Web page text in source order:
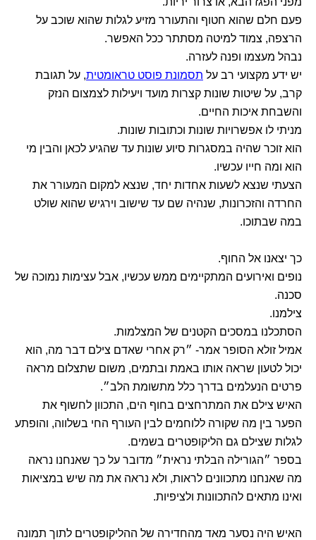
פעם חלם שהוא חטוף והתעורר מזיע לגלות שהוא שוכב על
הרצפה, צמוד למיטה מסתתר ככל האפשר.
נבהל מעצמו ופנה לעזרה.
יש ידע מקצועי רב על תסמונת פוסט טראומטית, על תגובת
קרב, על שיטות שונות קצרות מועד ויעילות לצמצום הנזק
והשבחת איכות החיים.
מניתי לו אפשרויות שונות וכתובות שונות.
הוא זוכר שהיה במסגרות סיוע שונות עד שהגיע לכאן והבין מי
הוא ומה חייו עכשיו.
הצעתי שנצא לשעות אחדות יחד, שנצא למקום המעורר את
החרדה והזכרונות, שנהיה שם עד שישוב וירגיש שהוא שולט
במה שבתוכו.
כך יצאנו אל החוף.
נופים ואירועים המתקיימים ממש עכשיו, אבל עצימות נמוכה של
סכנה.
צילמנו.
הסתכלנו במסכים הקטנים של המצלמות.
אמיל זולא הסופר אמר- ״רק אחרי שאדם צילם דבר מה, הוא
יכול לטעון שראה אותו באמת ובתמים, משום שתצלום מראה
פרטים הנעלמים בדרך כלל מתשומת הלב״.
האיש צילם את המתרחצים בחוף הים, התכוון לחשוף את
הפער בין מה שקורה ללוחמים לבין העורף החי בשלווה, והופתע
לגלות שצילם גם הליקופטרים בשמים.
בספר ״הגורילה הבלתי נראית״ מדובר על כך שאנחנו נראה
מה שאנחנו מתכוונים לראות, ולא נראה את מה שיש במציאות
ואינו מתאים להתכוונות ולציפיות.
האיש היה נסער מאד מהחדירה של ההליקופטרים לתוך תמונה